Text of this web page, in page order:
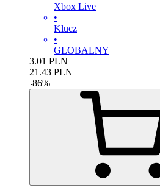
Xbox Live
•
Klucz
•
GLOBALNY
3.01 PLN
21.43 PLN
-86%